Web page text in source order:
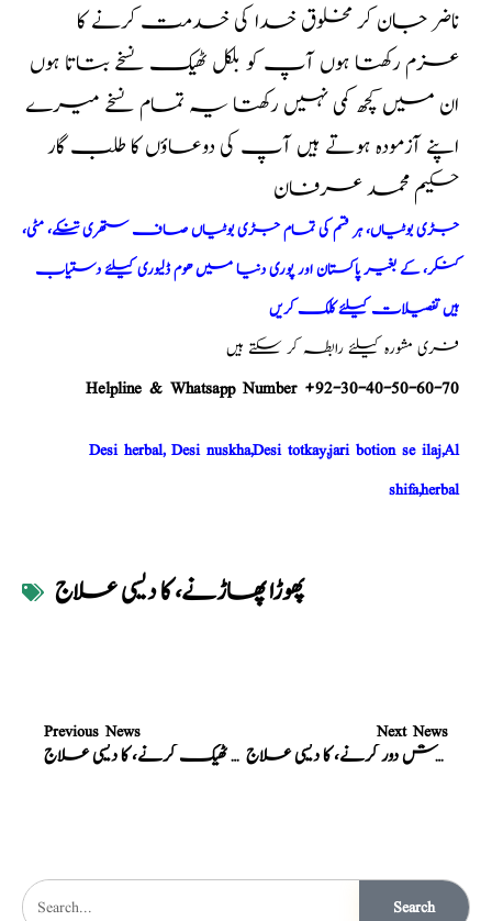
ناضر جان کر مخلوق خدا کی خدمت کرنے کا
عزم رکھتا ہوں آپ کو بلکل ٹھیک نسخے بتاتا ہوں
ان میں کچھ کمی نہیں رکھتا یہ تمام نسخے میرے
اپنے آزمودہ ہوتے ہیں آپ کی دوعاؤں کا طلب گار
حکیم محمد عرفان
جڑی بوٹیاں، ہر قسم کی تمام جڑی بوٹیاں صاف ستھری تنکے، مٹی،
کنکر، کے بغیر پاکستان اور پوری دنیا میں ھوم ڈلیوری کیلئے دستیاب
ہیں تفصیلات کیلئے کلک کریں
فری مشورہ کیلئے رابطہ کر سکتے ہیں
Helpline & Whatsapp Number +92-30-40-50-60-70
Desi herbal, Desi nuskha,Desi totkay,jari botion se ilaj,Al
shifa,herbal
پھوڑا پھاڑنے، کا دیسی علاج
Previous News
زخم ٹھیک کرنے، کا دیسی علاج
Next News
خارش دور کرنے، کا دیسی علاج
Search